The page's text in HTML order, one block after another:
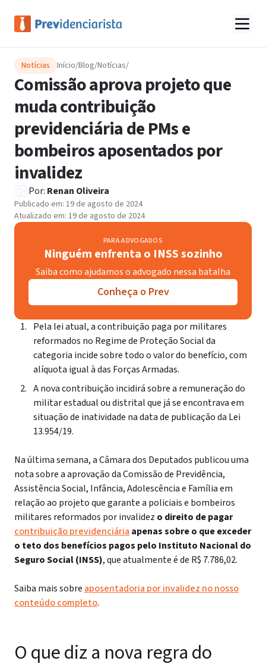
Notícias Início/Blog/Notícias/
Comissão aprova projeto que
muda contribuição
previdenciária de PMs e
bombeiros aposentados por
invalidez
Por: Renan Oliveira
Publicado em: 19 de agosto de 2024
Atualizado em: 19 de agosto de 2024
PARA ADVOGADOS
Ninguém enfrenta o INSS sozinho
Saiba como ajudamos o advogado nessa batalha
Conheça o Prev
Pela lei atual, a contribuição paga por militares
reformados no Regime de Proteção Social da
categoria incide sobre todo o valor do benefício, com
alíquota igual à das Forças Armadas.
A nova contribuição incidirá sobre a remuneração do
militar estadual ou distrital que já se encontrava em
situação de inatividade na data de publicação da Lei
13.954/19.
Na última semana, a Câmara dos Deputados publicou uma
nota sobre a aprovação da Comissão de Previdência,
Assistência Social, Infância, Adolescência e Família em
relação ao projeto que garante a policiais e bombeiros
militares reformados por invalidez o direito de pagar
contribuição previdenciária apenas sobre o que exceder
o teto dos benefícios pagos pelo Instituto Nacional do
Seguro Social (INSS), que atualmente é de R$ 7.786,02.
Saiba mais sobre aposentadoria por invalidez no nosso
conteúdo completo.
O que diz a nova regra do